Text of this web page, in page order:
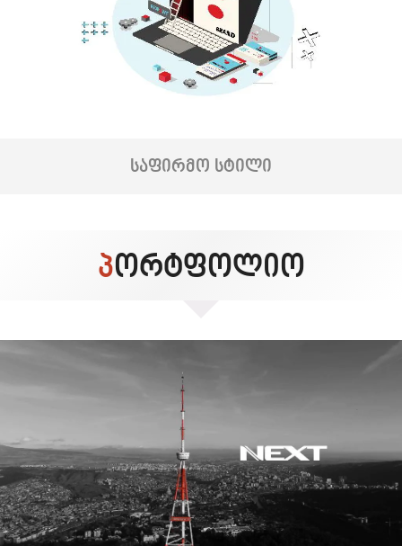
ᲡᲐᲤᲘᲠᲛᲝ ᲡᲢᲘᲚᲘ
ᲞᲝᲠᲢᲤᲝᲚᲘᲝ